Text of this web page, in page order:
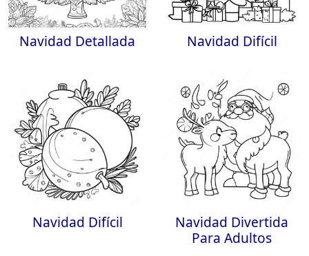
Navidad Detallada Navidad Difícil
Navidad Difícil
Navidad Divertida
Para Adultos